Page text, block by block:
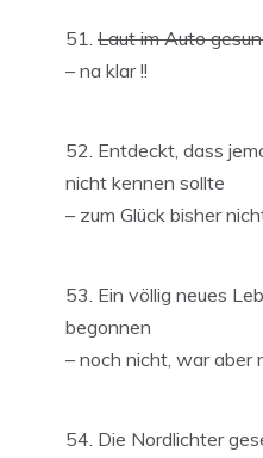
Laut im Auto
– na klar !!
Entdeckt, dass
nicht kennen sollte
– zum Glück bisher
Ein völlig neues
begonnen
– noch nicht, war aber
Die Nordlichter